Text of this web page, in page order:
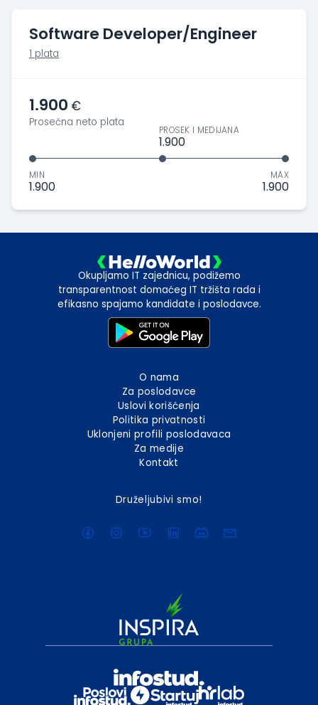
Software Developer/Engineer
1 plata
1.900 €
Prosečna neto plata
MIN
1.900
PROSEK I MEDIJANA
1.900
MAX
1.900
Okupljamo IT zajednicu, podižemo
transparentnost domaćeg IT tržišta rada i
efikasno spajamo kandidate i poslodavce.
O nama
Za poslodavce
Uslovi korišćenja
Politika privatnosti
Uklonjeni profili poslodavaca
Za medije
Kontakt
Druželjubivi smo!